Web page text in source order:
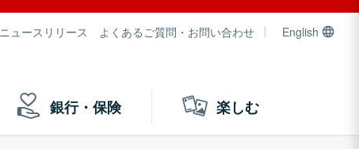
ニュースリリース よくあるご質問・お問い合わせ English
銀行・保険 楽しむ